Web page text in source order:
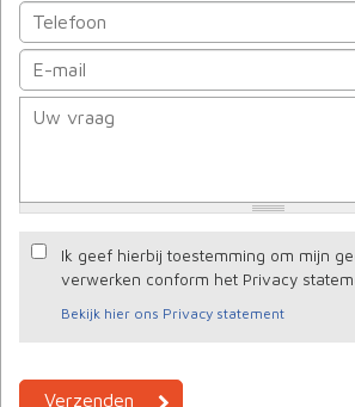
Ik geef hierbij toestemming om mijn
verwerken conform het Privacy
Bekijk hier ons Privacy statement